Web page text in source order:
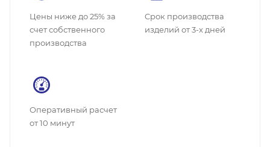
Цены ниже до 25% за
счет собственного
производства
Cрок производства
изделий от 3-х дней
Оперативный расчет
от 10 минут